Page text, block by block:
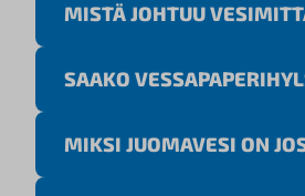
MISTÄ JOHTUU
SAAKO
MIKSI JUOMAVESI ON